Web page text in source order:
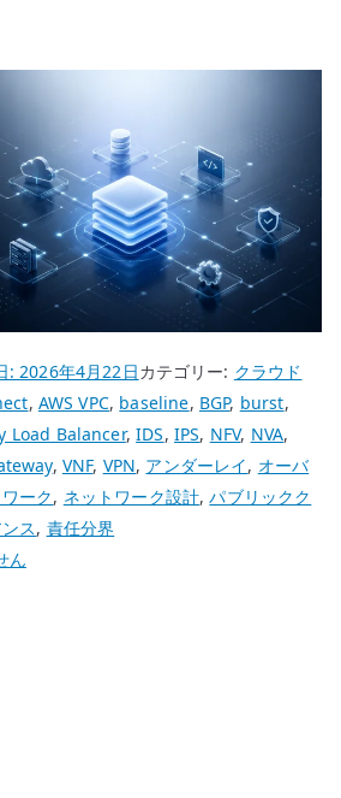
:2026年4月22日カテゴリー: クラウド
, AWS VPC, baseline, BGP, burst,
Load Balancer,IDS, IPS, NFV, NVA,
, VNF, VPN, アンダーレイ, オーバ
ーク, ネットワーク設計,パブリックク
ス, 責任分界
ん